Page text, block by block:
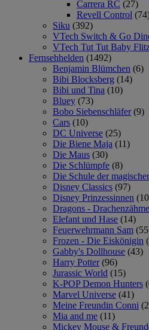
Carrera RC (27)
Revell Control
Siku (392)
VTech Switch & Go
VTech Tut Tut Baby
Fernsehhelden (1492)
Benjamin Blümchen (6)
Bibi Blocksberg (14)
Bibi und Tina (10)
Bluey (73)
Bobo Siebenschläfer (9)
Cars (10)
DC Universe (25)
Die Biene Maja (11)
Die Maus (30)
Die Schlümpfe (8)
Die Schule der
Disney Classics (97)
Disney Prinzessinnen
Dragons -
Elefant und Hase (14)
Feuerwehrmann Sam
Frozen - Die Eiskönigin
Gabby's Dollhouse (43)
Harry Potter (96)
Jurassic World (15)
K-POP Demon Hunters
Marvel Universe (41)
Meine Freundin Conni
Mia and me (11)
Mickey Mouse &